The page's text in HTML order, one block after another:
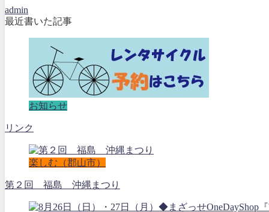
admin
最近書いた記事
お知らせ
リンク
楽しむ（郡山市）
第２回 福島 沖縄まつり